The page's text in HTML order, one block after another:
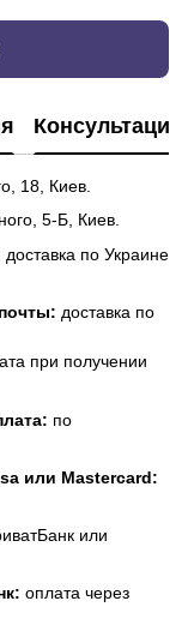
Консультация
18, Киев.
5-Б, Киев.
доставка по Украине
доставка по
при получении
по
или Mastercard:
или
оплата через